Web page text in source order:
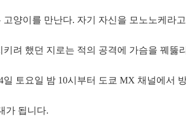
양이를 만난다. 자기 자신을 모노노케라
려 했던 지로는 적의 공격에 가슴을 꿰뚫
일 토요일 밤 10시부터 도쿄 MX 채널에서
가 됩니다.